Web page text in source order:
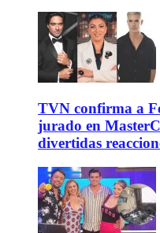
TVN confirma a
jurado en
divertidas